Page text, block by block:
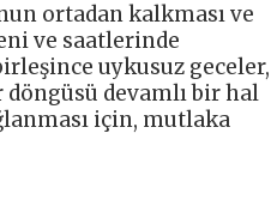
ortadan kalkması ve
ve saatlerinde
uykusuz geceler,
döngüsü devamlı bir hal
için, mutlaka